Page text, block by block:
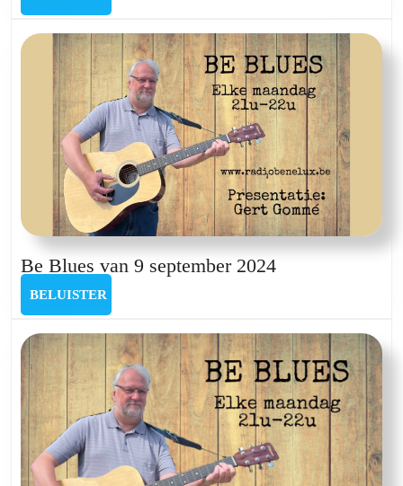
15
april
2024
Be Blues van 9 september 2024Be
9
september
2024
BELUISTER